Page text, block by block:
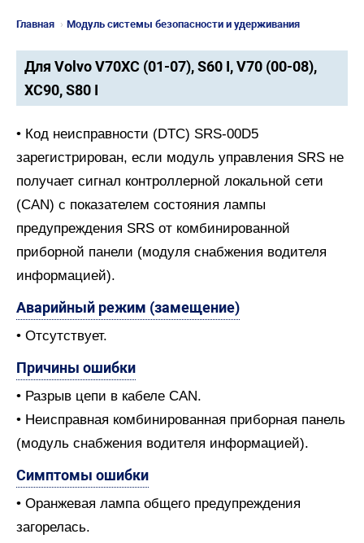
Главная › Модуль системы безопасности и удерживания
Для Volvo V70XC (01-07), S60 I, V70 (00-08),
XC90, S80 I
• Код неисправности (DTC) SRS-00D5
зарегистрирован, если модуль управления SRS не
получает сигнал контроллерной локальной сети
(CAN) с показателем состояния лампы
предупреждения SRS от комбинированной
приборной панели (модуля снабжения водителя
информацией).
Аварийный режим (замещение)
• Отсутствует.
Причины ошибки
• Разрыв цепи в кабеле CAN.
• Неисправная комбинированная приборная панель
(модуль снабжения водителя информацией).
Симптомы ошибки
• Оранжевая лампа общего предупреждения
загорелась.